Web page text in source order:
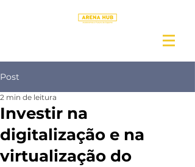
Post
Investir na
digitalização e na
virtualização do
2 min de leitura